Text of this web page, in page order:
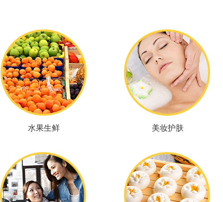
水果生鲜 美妆护肤